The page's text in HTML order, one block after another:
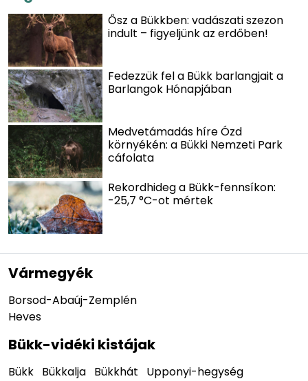
Ősz a Bükkben: vadászati szezon
indult – figyeljünk az erdőben!
Fedezzük fel a Bükk barlangjait a
Barlangok Hónapjában
Medvetámadás híre Ózd
környékén: a Bükki Nemzeti Park
cáfolata
Rekordhideg a Bükk-fennsíkon:
-25,7 °C-ot mértek
Vármegyék
Borsod-Abaúj-Zemplén
Heves
Bükk-vidéki kistájak
Bükk Bükkalja Bükkhát Upponyi-hegység